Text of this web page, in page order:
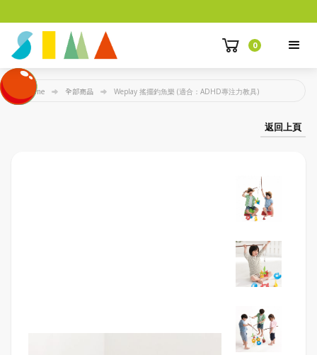
0
Home 全部商品 Weplay 搖擺釣魚樂 (適合：ADHD專注力教具)
返回上頁